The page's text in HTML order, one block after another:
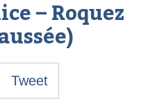
– Roquez
Tweet